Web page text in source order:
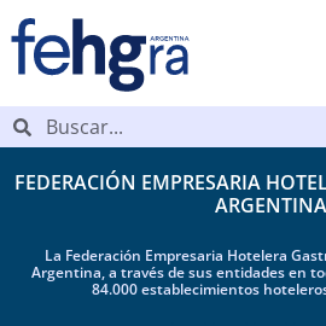
FEDERACIÓN EMPRESARIA
ARGENTINA
La Federación Empresaria Hotelera
Argentina, a través de sus entidades en
84.000 establecimientos